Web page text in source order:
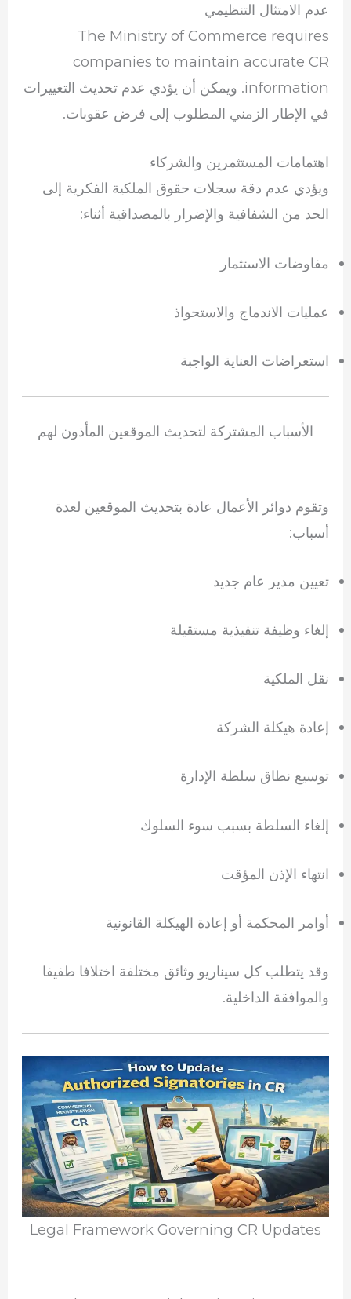
عدم الامتثال التنظيمي
The Ministry of Commerce requires
companies to maintain accurate CR
information. ويمكن أن يؤدي عدم تحديث التغييرات
في الإطار الزمني المطلوب إلى فرض عقوبات.
اهتمامات المستثمرين والشركاء
ويؤدي عدم دقة سجلات حقوق الملكية الفكرية إلى
الحد من الشفافية والإضرار بالمصداقية أثناء:
مفاوضات الاستثمار
عمليات الاندماج والاستحواذ
استعراضات العناية الواجبة
الأسباب المشتركة لتحديث الموقعين المأذون لهم
وتقوم دوائر الأعمال عادة بتحديث الموقعين لعدة
أسباب:
تعيين مدير عام جديد
إلغاء وظيفة تنفيذية مستقيلة
نقل الملكية
إعادة هيكلة الشركة
توسيع نطاق سلطة الإدارة
إلغاء السلطة بسبب سوء السلوك
انتهاء الإذن المؤقت
أوامر المحكمة أو إعادة الهيكلة القانونية
وقد يتطلب كل سيناريو وثائق مختلفة اختلافا طفيفا
والموافقة الداخلية.
Legal Framework Governing CR Updates